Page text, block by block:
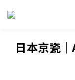
日本京瓷